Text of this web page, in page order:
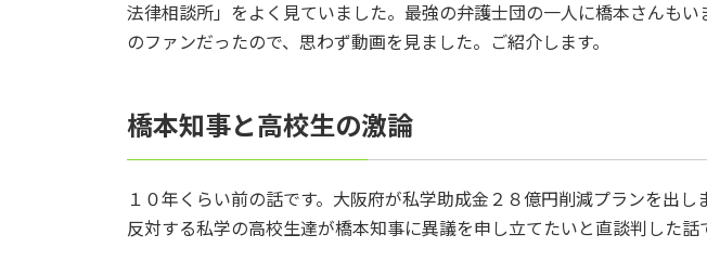
法律相談所」をよく見ていました。最強の弁護士団の一人に橋本さんもい
のファンだったので、思わず動画を見ました。ご紹介します。
橋本知事と高校生の激論
１０年くらい前の話です。大阪府が私学助成金２８億円削減プランを出し
反対する私学の高校生達が橋本知事に異議を申し立てたいと直談判した話